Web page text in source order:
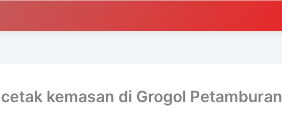
kemasan di Grogol Petamburan